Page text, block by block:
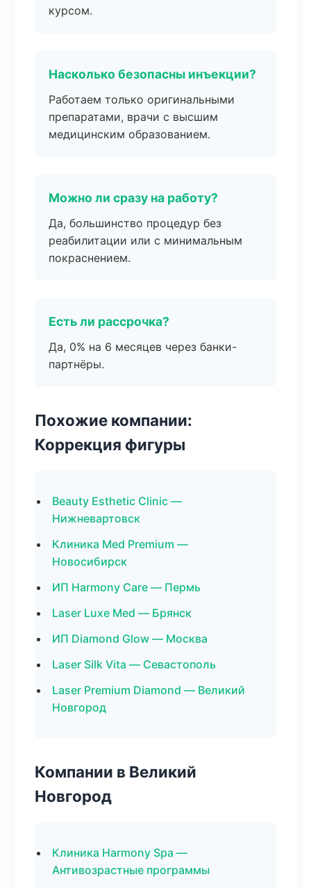
курсом.
Насколько безопасны инъекции?
Работаем только оригинальными
препаратами, врачи с высшим
медицинским образованием.
Можно ли сразу на работу?
Да, большинство процедур без
реабилитации или с минимальным
покраснением.
Есть ли рассрочка?
Да, 0% на 6 месяцев через банки-
партнёры.
Похожие компании:
Коррекция фигуры
Beauty Esthetic Clinic —
Нижневартовск
Клиника Med Premium —
Новосибирск
ИП Harmony Care — Пермь
Laser Luxe Med — Брянск
ИП Diamond Glow — Москва
Laser Silk Vita — Севастополь
Laser Premium Diamond — Великий
Новгород
Компании в Великий
Новгород
Клиника Harmony Spa —
Антивозрастные программы